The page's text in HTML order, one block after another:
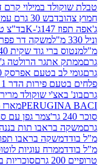
קרם דובדבן 86 גרם
דבש 30 גרם עמק חפר
טרולי
בד"צ טורינו טנטיישן
משקה דר פפר בקבוק 450מ"ל
גוד שקית 140 גרם
הרולטה ג'לי ענק 90 גרם
אפרסק 500 גרם
הדר 1 ק"ג
שוקולד מריר 175ג'
מארז מרציפן ללא
תות בננה 300 מ"ל בודד
בראבו תפוזים 300 מ"ל בודד
עוגיות לוטוס קרמל 400 גרם
סוכריות בפחית פרות יער -